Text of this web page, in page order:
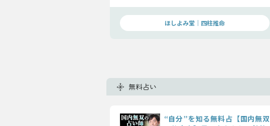
ほしよみ堂｜四柱推命
無料占い
“自分”を知る無料占【国内無双